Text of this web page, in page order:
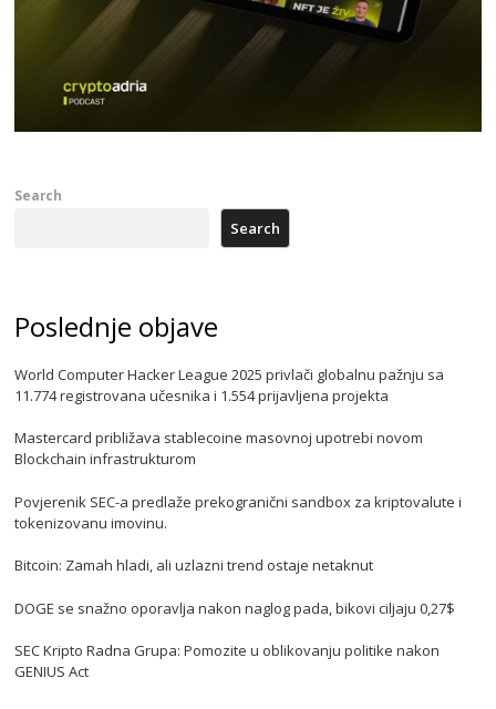
Search
Search
Poslednje objave
World Computer Hacker League 2025 privlači globalnu pažnju sa
11.774 registrovana učesnika i 1.554 prijavljena projekta
Mastercard približava stablecoine masovnoj upotrebi novom
Blockchain infrastrukturom
Povjerenik SEC-a predlaže prekogranični sandbox za kriptovalute i
tokenizovanu imovinu.
Bitcoin: Zamah hladi, ali uzlazni trend ostaje netaknut
DOGE se snažno oporavlja nakon naglog pada, bikovi ciljaju 0,27$
SEC Kripto Radna Grupa: Pomozite u oblikovanju politike nakon
GENIUS Act